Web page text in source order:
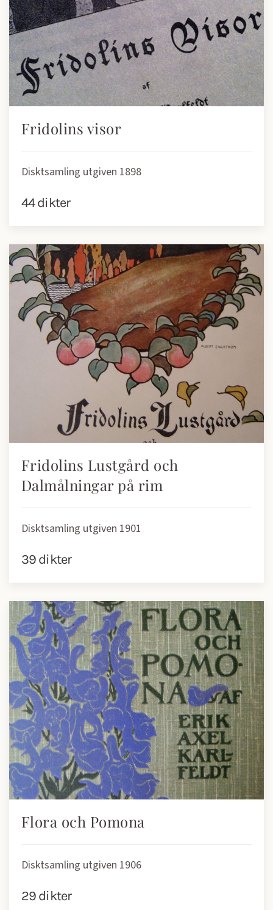
Fridolins visor
Disktsamling utgiven 1898
44 dikter
Fridolins Lustgård och
Dalmålningar på rim
Disktsamling utgiven 1901
39 dikter
Flora och Pomona
Disktsamling utgiven 1906
29 dikter